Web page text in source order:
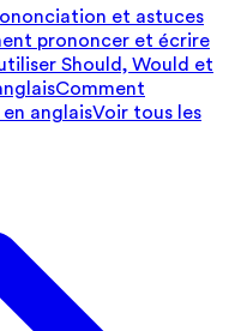
et astuces
prononcer et écrire
Should, Would et
Comment
anglaisVoir tous les